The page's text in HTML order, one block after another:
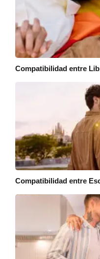
Compatibilidad entre
Compatibilidad entre